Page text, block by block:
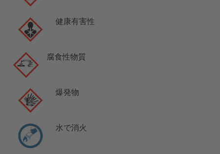
健康有害性
腐食性物質
爆発物
水で消火